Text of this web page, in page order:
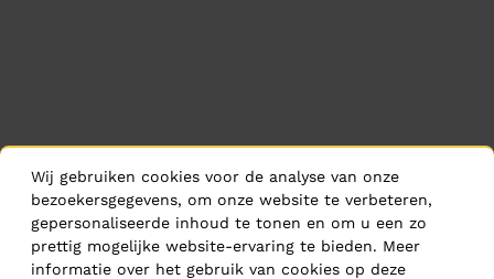
Wij gebruiken cookies voor de analyse van onze
bezoekersgegevens, om onze website te verbeteren,
gepersonaliseerde inhoud te tonen en om u een zo
prettig mogelijke website-ervaring te bieden. Meer
informatie over het gebruik van cookies op deze